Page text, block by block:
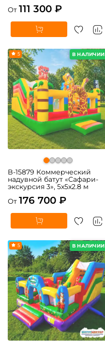
От 111 300 ₽
В НАЛИЧИИ
5
B-15879 Коммерческий
надувной батут «Сафари-
экскурсия 3», 5x5x2.8 м
От 176 700 ₽
В НАЛИЧИИ
5